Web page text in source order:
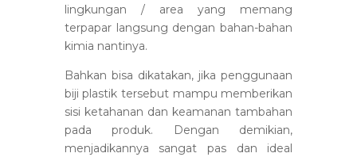
lingkungan / area yang memang
terpapar langsung dengan bahan-bahan
kimia nantinya.
Bahkan bisa dikatakan, jika penggunaan
biji plastik tersebut mampu memberikan
sisi ketahanan dan keamanan tambahan
pada produk. Dengan demikian,
menjadikannya sangat pas dan ideal